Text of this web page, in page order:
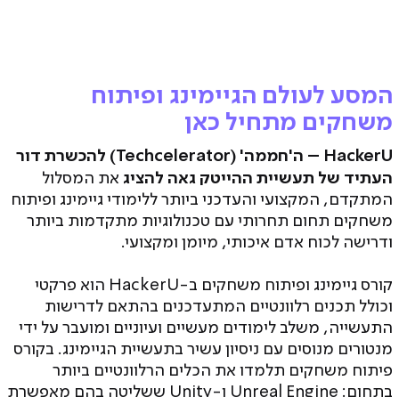
המסע לעולם הגיימינג ופיתוח
משחקים מתחיל כאן
HackerU – ה'חממה' (Techcelerator) להכשרת דור
העתיד של תעשיית ההייטק גאה להציג את המסלול
המתקדם, המקצועי והעדכני ביותר ללימודי גיימינג ופיתוח
משחקים תחום תחרותי עם טכנולוגיות מתקדמות ביותר
ודרישה לכוח אדם איכותי, מיומן ומקצועי.
קורס גיימינג ופיתוח משחקים ב-HackerU הוא פרקטי
וכולל תכנים רלוונטיים המתעדכנים בהתאם לדרישות
התעשייה, משלב לימודים מעשיים ועיוניים ומועבר על ידי
מנטורים מנוסים עם ניסיון עשיר בתעשיית הגיימינג. בקורס
פיתוח משחקים תלמדו את הכלים הרלוונטיים ביותר